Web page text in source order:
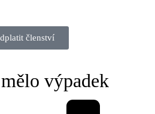
členství
výpadek